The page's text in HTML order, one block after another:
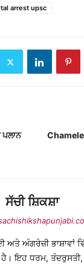
arrest upsc
ਸੱਚੀ ਸ਼ਿਕਸ਼ਾ
ਅਤੇ ਅੰਗਰੇਜ਼ੀ ਭਾਸ਼ਾਵਾਂ
ਹੈ। ਇਹ ਧਰਮ,